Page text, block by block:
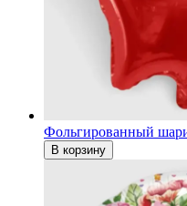
Фольгированный
В корзину